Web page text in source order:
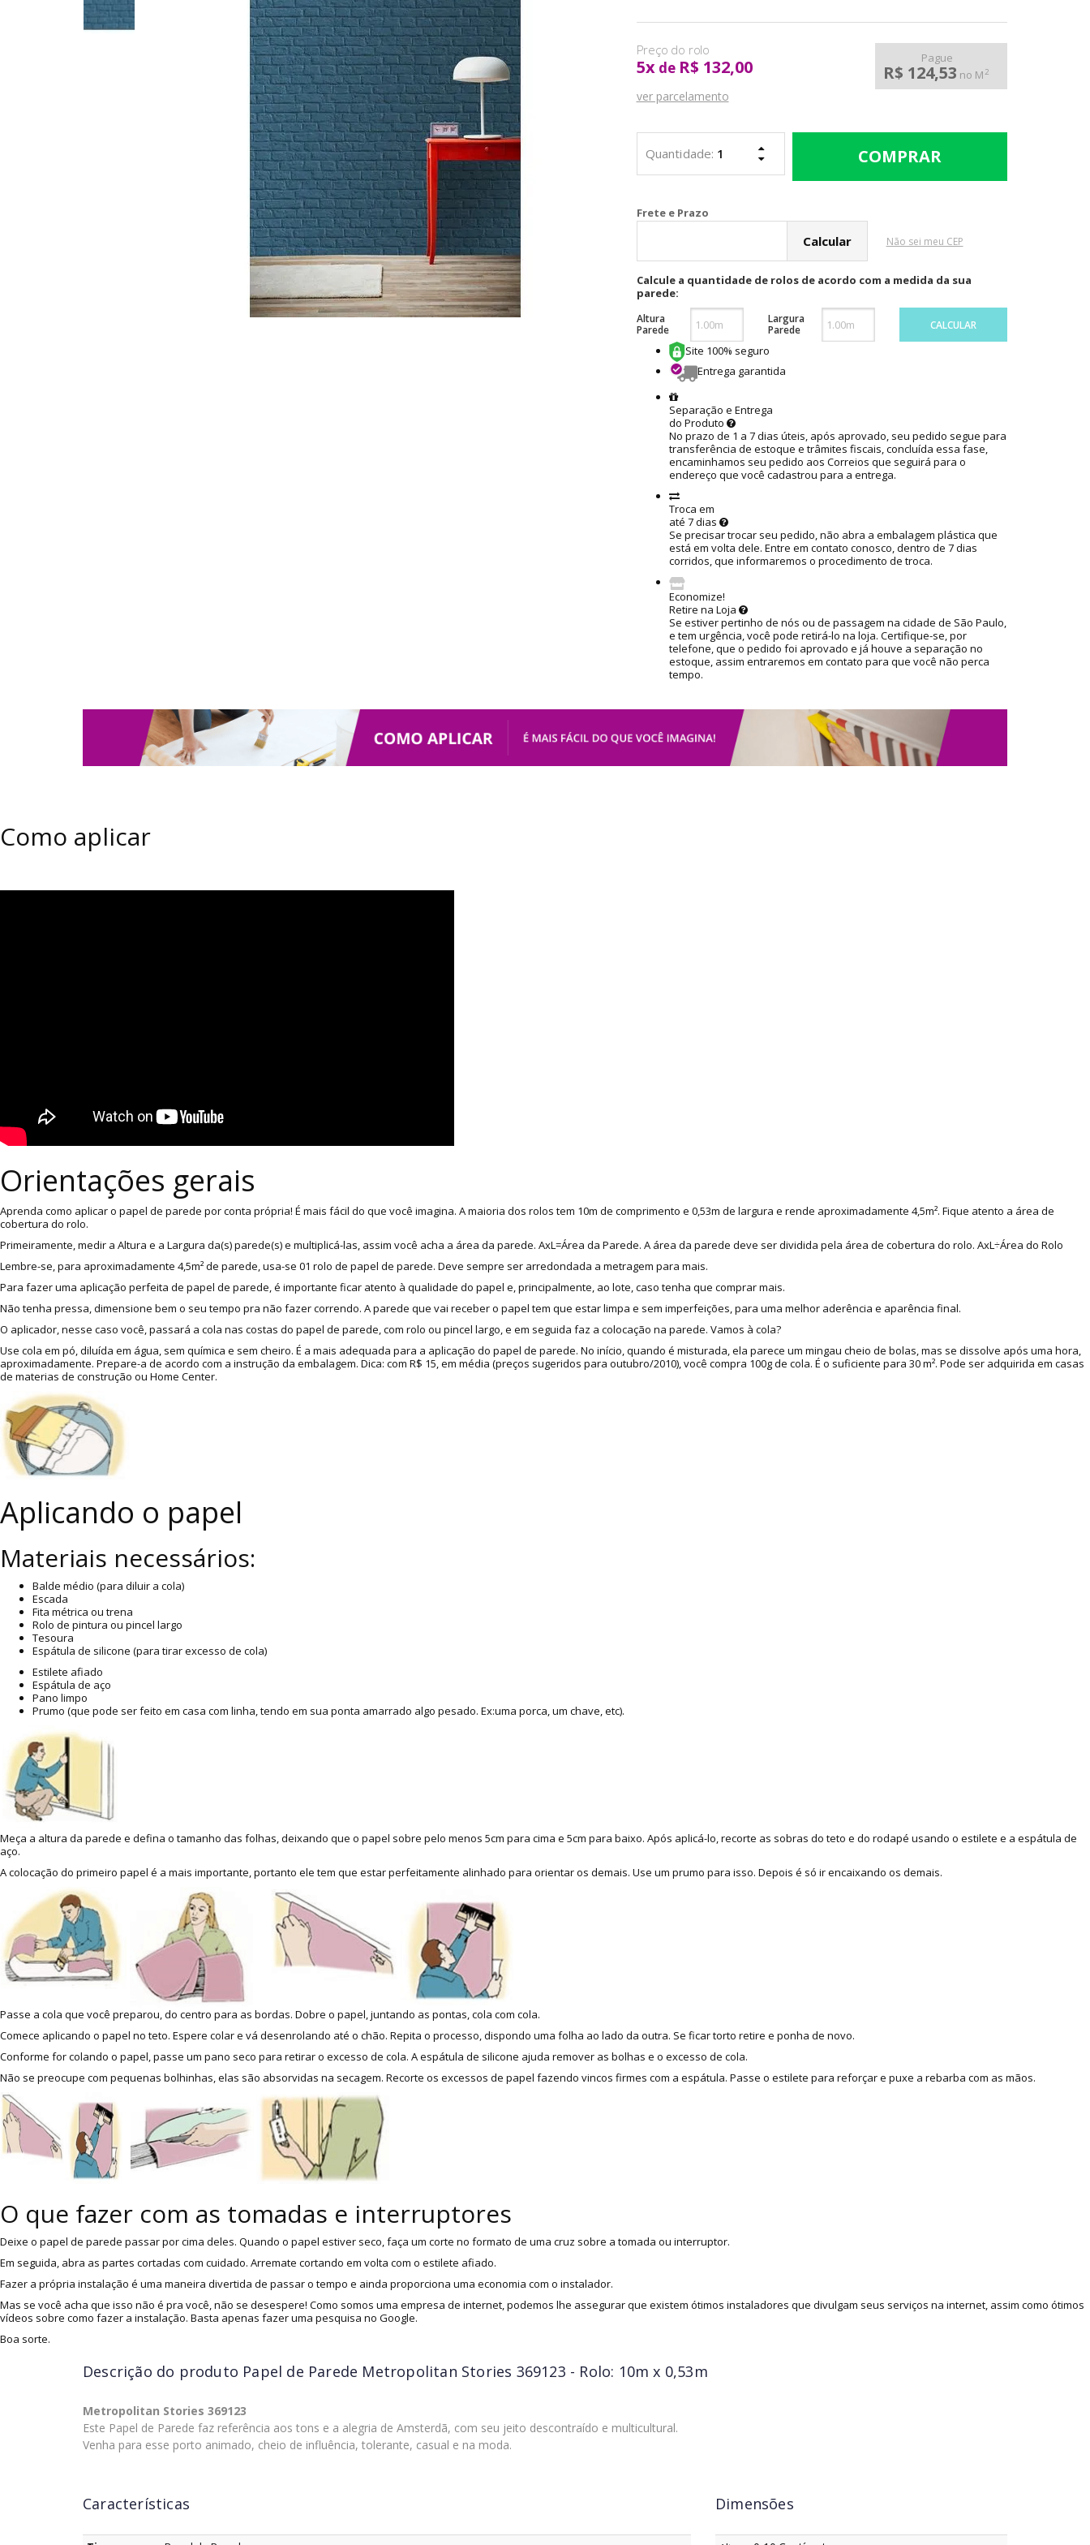
Parede
5xde R$ 132,00 Pague
R$ 124,53 no M2
ver parcelamento
Não sei meu CEP
Calcule a quantidade de rolos de acordo com a medida da sua
parede:
Altura
Parede
Largura
Parede
CALCULAR
Site 100% seguro
Entrega garantida
Separação e Entrega
do Produto
No prazo de 1 a 7 dias úteis, após aprovado, seu pedido segue para
transferência de estoque e trâmites fiscais, concluída essa fase,
encaminhamos seu pedido aos Correios que seguirá para o
endereço que você cadastrou para a entrega.
Troca em
até 7 dias
Se precisar trocar seu pedido, não abra a embalagem plástica que
está em volta dele. Entre em contato conosco, dentro de 7 dias
corridos, que informaremos o procedimento de troca.
Economize!
Retire na Loja
Se estiver pertinho de nós ou de passagem na cidade de São Paulo,
e tem urgência, você pode retirá-lo na loja. Certifique-se, por
telefone, que o pedido foi aprovado e já houve a separação no
estoque, assim entraremos em contato para que você não perca
tempo.
Como aplicar
Orientações gerais
Aprenda como aplicar o papel de parede por conta própria! É mais fácil do que você imagina. A maioria dos rolos tem 10m de comprimento e 0,53m de largura e rende aproximadamente 4,5m². Fique atento a área de
cobertura do rolo.
Primeiramente, medir a Altura e a Largura da(s) parede(s) e multiplicá-las, assim você acha a área da parede. AxL=Área da Parede. A área da parede deve ser dividida pela área de cobertura do rolo. AxL÷Área do Rolo
Lembre-se, para aproximadamente 4,5m² de parede, usa-se 01 rolo de papel de parede. Deve sempre ser arredondada a metragem para mais.
Para fazer uma aplicação perfeita de papel de parede, é importante ficar atento à qualidade do papel e, principalmente, ao lote, caso tenha que comprar mais.
Não tenha pressa, dimensione bem o seu tempo pra não fazer correndo. A parede que vai receber o papel tem que estar limpa e sem imperfeições, para uma melhor aderência e aparência final.
O aplicador, nesse caso você, passará a cola nas costas do papel de parede, com rolo ou pincel largo, e em seguida faz a colocação na parede. Vamos à cola?
Use cola em pó, diluída em água, sem química e sem cheiro. É a mais adequada para a aplicação do papel de parede. No início, quando é misturada, ela parece um mingau cheio de bolas, mas se dissolve após uma hora,
aproximadamente. Prepare-a de acordo com a instrução da embalagem. Dica: com R$ 15, em média (preços sugeridos para outubro/2010), você compra 100g de cola. É o suficiente para 30 m². Pode ser adquirida em casas
de materias de construção ou Home Center.
Aplicando o papel
Materiais necessários:
Balde médio (para diluir a cola)
Escada
Fita métrica ou trena
Rolo de pintura ou pincel largo
Tesoura
Espátula de silicone (para tirar excesso de cola)
Estilete afiado
Espátula de aço
Pano limpo
Prumo (que pode ser feito em casa com linha, tendo em sua ponta amarrado algo pesado. Ex:uma porca, um chave, etc).
Meça a altura da parede e defina o tamanho das folhas, deixando que o papel sobre pelo menos 5cm para cima e 5cm para baixo. Após aplicá-lo, recorte as sobras do teto e do rodapé usando o estilete e a espátula de
aço.
A colocação do primeiro papel é a mais importante, portanto ele tem que estar perfeitamente alinhado para orientar os demais. Use um prumo para isso. Depois é só ir encaixando os demais.
Passe a cola que você preparou, do centro para as bordas. Dobre o papel, juntando as pontas, cola com cola.
Comece aplicando o papel no teto. Espere colar e vá desenrolando até o chão. Repita o processo, dispondo uma folha ao lado da outra. Se ficar torto retire e ponha de novo.
Conforme for colando o papel, passe um pano seco para retirar o excesso de cola. A espátula de silicone ajuda remover as bolhas e o excesso de cola.
Não se preocupe com pequenas bolhinhas, elas são absorvidas na secagem. Recorte os excessos de papel fazendo vincos firmes com a espátula. Passe o estilete para reforçar e puxe a rebarba com as mãos.
O que fazer com as tomadas e interruptores
Deixe o papel de parede passar por cima deles. Quando o papel estiver seco, faça um corte no formato de uma cruz sobre a tomada ou interruptor.
Em seguida, abra as partes cortadas com cuidado. Arremate cortando em volta com o estilete afiado.
Fazer a própria instalação é uma maneira divertida de passar o tempo e ainda proporciona uma economia com o instalador.
Mas se você acha que isso não é pra você, não se desespere! Como somos uma empresa de internet, podemos lhe assegurar que existem ótimos instaladores que divulgam seus serviços na internet, assim como ótimos
vídeos sobre como fazer a instalação. Basta apenas fazer uma pesquisa no Google.
Boa sorte.
Descrição do produto Papel de Parede Metropolitan Stories 369123 - Rolo: 10m x 0,53m
Metropolitan Stories 369123
Este Papel de Parede faz referência aos tons e a alegria de Amsterdã, com seu jeito descontraído e multicultural.
Venha para esse porto animado, cheio de influência, tolerante, casual e na moda.
Características Dimensões